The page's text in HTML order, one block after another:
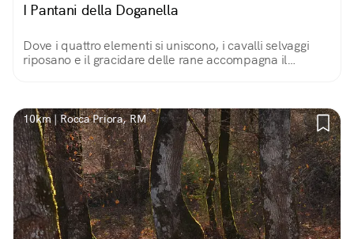
I Pantani della Doganella
Dove i quattro elementi si uniscono, i cavalli selvaggi
riposano e il gracidare delle rane accompagna il
10km | Rocca Priora, RM